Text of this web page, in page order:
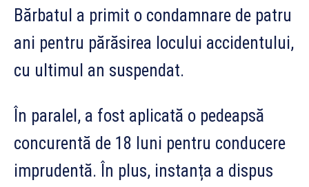
Bărbatul a primit o condamnare de patru
ani pentru părăsirea locului accidentului,
cu ultimul an suspendat.
În paralel, a fost aplicată o pedeapsă
concurentă de 18 luni pentru conducere
imprudentă. În plus, instanța a dispus